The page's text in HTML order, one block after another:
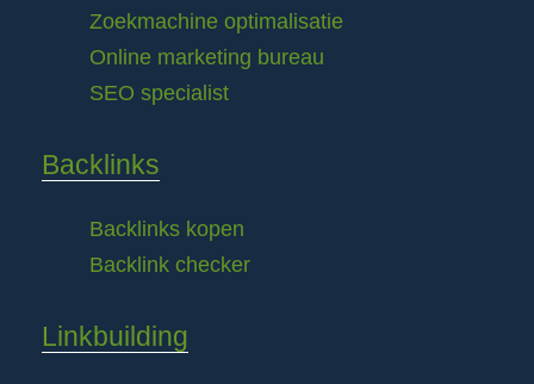
Zoekmachine optimalisatie
Online marketing bureau
SEO specialist
Backlinks
Backlinks kopen
Backlink checker
Linkbuilding